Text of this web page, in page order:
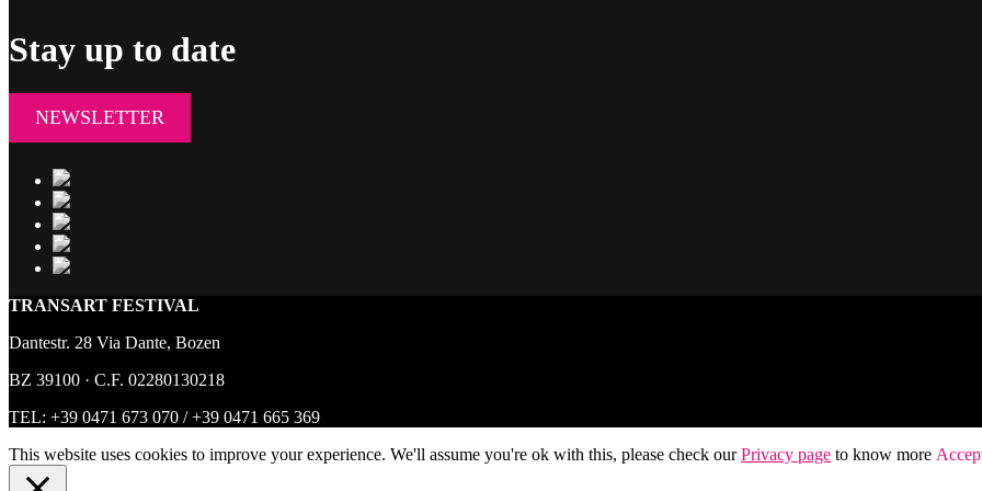
Stay up to date
NEWSLETTER
TRANSART FESTIVAL
Dantestr. 28 Via Dante, Bozen
BZ 39100 · C.F. 02280130218
TEL: +39 0471 673 070 /+39 0471 665 369
This website uses cookies to improve your experience. We'll assume you're ok with this, please check ourPrivacy page to know more